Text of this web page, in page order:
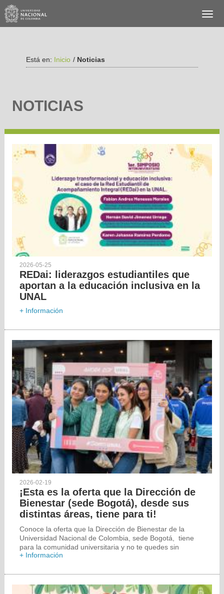
Está en: Inicio / Noticias
NOTICIAS
2026-05-25
REDai: liderazgos estudiantiles que
aportan a la educación inclusiva en la
UNAL
+ Información
2026-02-19
¡Esta es la oferta que la Dirección de
Bienestar (sede Bogotá), desde sus
distintas áreas, tiene para ti!
Conoce la oferta que la Dirección de Bienestar de la
Universidad Nacional de Colombia, sede Bogotá, tiene
para la comunidad universitaria y no te quedes sin
+ Información